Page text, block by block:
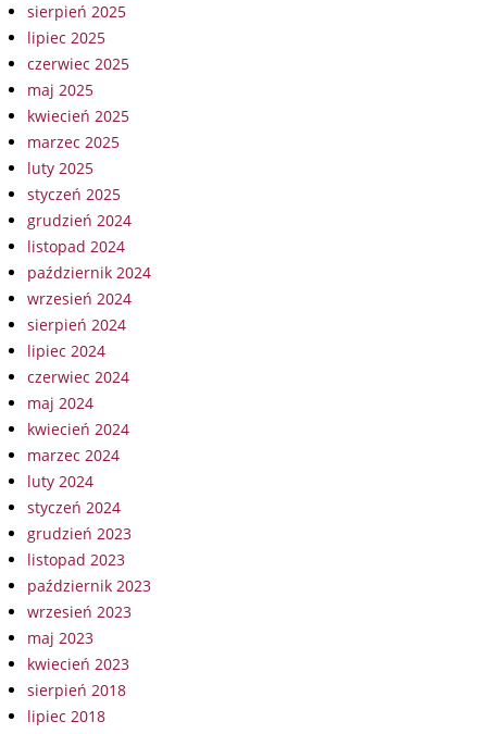
sierpień 2025
lipiec 2025
czerwiec 2025
maj 2025
kwiecień 2025
marzec 2025
luty 2025
styczeń 2025
grudzień 2024
listopad 2024
październik 2024
wrzesień 2024
sierpień 2024
lipiec 2024
czerwiec 2024
maj 2024
kwiecień 2024
marzec 2024
luty 2024
styczeń 2024
grudzień 2023
listopad 2023
październik 2023
wrzesień 2023
maj 2023
kwiecień 2023
sierpień 2018
lipiec 2018